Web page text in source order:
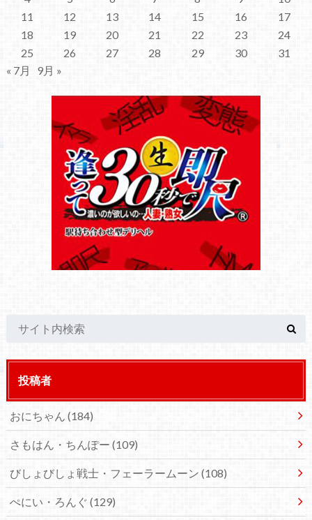
11
12 13 14 15 16
17
18
19 20 21 22 23
24
25
26 27 28 29 30
31
« 7月
9月 »
投稿者
おにちゃん (184)
さもはん・ちんぽー (109)
びしょびしょ戦士・フェーラームーン (108)
ぺにい・ろんぐ (129)